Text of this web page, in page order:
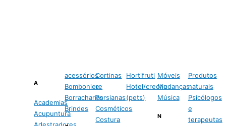
A
Academias
Acupuntura
acessórios
Bomboniere
Borracharias
Brindes
Cortinas
e
Persianas
Cosméticos
Costura
Hortifruti
Hotel/creche
(pets)
Móveis
Mudanças
Música
N
Produtos
naturais
Psicólogos
e
terapeutas